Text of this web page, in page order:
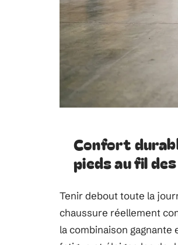
Confort
pieds au fil
Tenir debout toute la
chaussure réellement
la combinaison